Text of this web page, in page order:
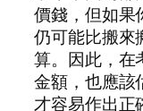
價錢，但如果
仍可能比搬來
算。因此，在
金額，也應該
才容易作出正